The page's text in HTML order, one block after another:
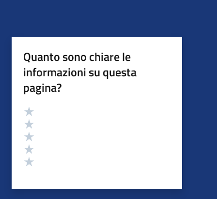
Quanto sono chiare le
informazioni su questa
pagina?
Valutazione